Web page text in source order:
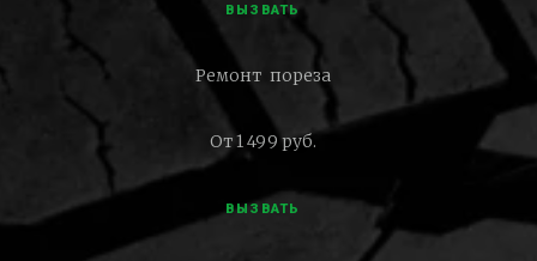
ВЫЗВАТЬ
Ремонт пореза
От 1 499 руб.
ВЫЗВАТЬ